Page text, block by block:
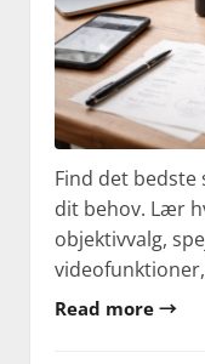
Find det bedste
dit behov. Lær
objektivvalg,
Read more →